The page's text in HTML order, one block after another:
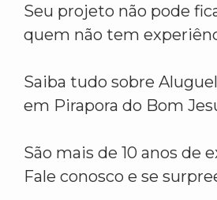
Seu projeto não pode
quem não tem
Saiba tudo sobre
em Pirapora do Bom
São mais de 10 anos de
Fale conosco e se